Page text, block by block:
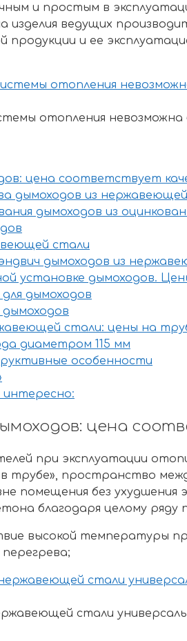
и простым в
изделия ведущих
продукции и ее
отопления невозможна
цена соответствует
дымоходов из
дымоходов из
стали
дымоходов из
установке дымоходов.
дымоходов
стали: цены на
диаметром 115 мм
особенности
цена
при эксплуатации
трубе», пространство
помещения без
благодаря целому ряду
высокой температуры
стали